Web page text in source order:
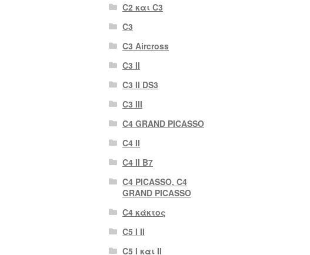
C2 και C3
C3
C3 Aircross
C3 II
C3 II DS3
C3 III
C4 GRAND PICASSO
C4 II
C4 II B7
C4 PICASSO, C4
GRAND PICASSO
C4 κάκτος
C5 I II
C5 I και II